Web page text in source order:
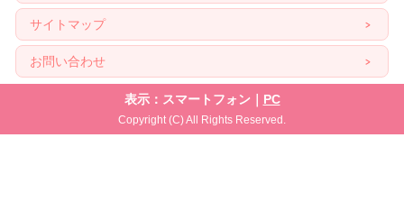
サイトマップ
お問い合わせ
表示：スマートフォン｜ PC
Copyright (C) All Rights Reserved.